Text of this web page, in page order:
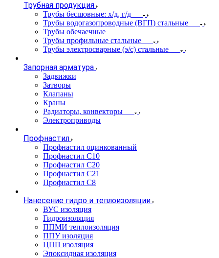
Трубная продукция
Трубы бесшовные: х/д, г/д
Трубы водогазопроводные (ВГП) стальные
Трубы обечаечные
Трубы профильные стальные
Трубы электросварные (э/с) стальные
Запорная арматура
Задвижки
Затворы
Клапаны
Краны
Радиаторы, конвекторы
Электроприводы
Профнастил
Профнастил оцинкованный
Профнастил С10
Профнастил С20
Профнастил С21
Профнастил С8
Нанесение гидро и теплоизоляции
ВУС изоляция
Гидроизоляция
ППМИ теплоизоляция
ППУ изоляция
ЦПП изоляция
Эпоксидная изоляция